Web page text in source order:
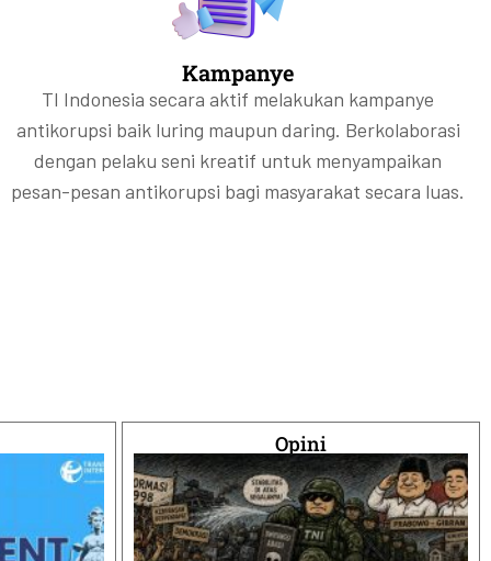
Kampanye
TI Indonesia secara aktif melakukan kampanye
antikorupsi baik luring maupun daring. Berkolaborasi
dengan pelaku seni kreatif untuk menyampaikan
pesan-pesan antikorupsi bagi masyarakat secara luas.
Opini